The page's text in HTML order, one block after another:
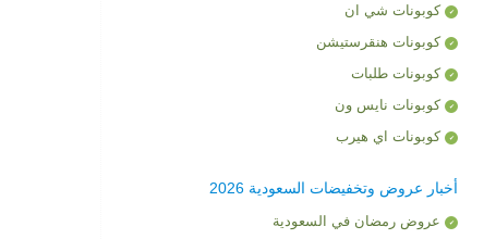
كوبونات شي ان
كوبونات هنقرستيشن
كوبونات طلبات
كوبونات نايس ون
كوبونات اي هيرب
أخبار عروض وتخفيضات السعودية 2026
عروض رمضان في السعودية